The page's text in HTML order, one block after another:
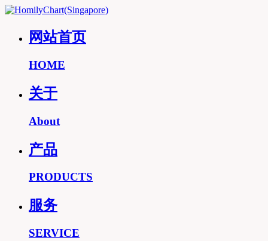
网站首页
HOME
关于
About
产品
PRODUCTS
服务
SERVICE